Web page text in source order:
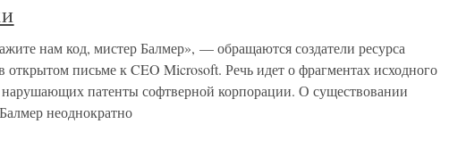
нам код, мистер Балмер», — обращаются создатели ресурса
открытом письме к CEO Microsoft. Речь идет о фрагментах исходного
нарушающих патенты софтверной корпорации. О существовании
неоднократно